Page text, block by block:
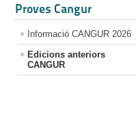
Proves Cangur
Informació CANGUR 2026
Edicions anteriors
CANGUR